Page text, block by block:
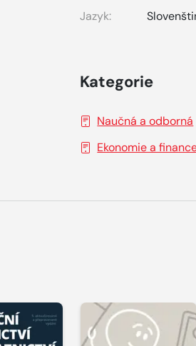
Jazyk:
Kategorie
Naučná a odborná
Ekonomie a